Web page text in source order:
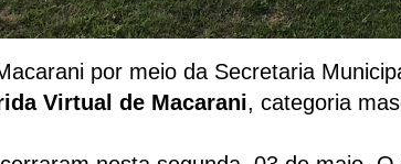
por meio da Secretaria
Virtual de Macarani, categoria